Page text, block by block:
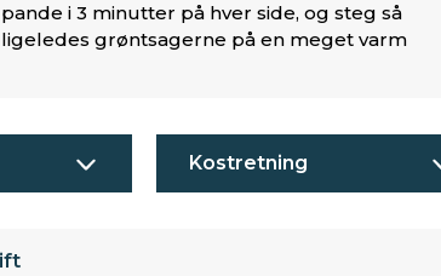
i 3 minutter på hver side, og steg så
grøntsagerne på en meget varm
Kostretning